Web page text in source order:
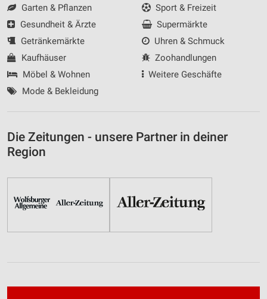
Garten & Pflanzen
Gesundheit & Ärzte
Getränkemärkte
Kaufhäuser
Möbel & Wohnen
Mode & Bekleidung
Sport & Freizeit
Supermärkte
Uhren & Schmuck
Zoohandlungen
Weitere Geschäfte
Die Zeitungen - unsere Partner in deiner
Region